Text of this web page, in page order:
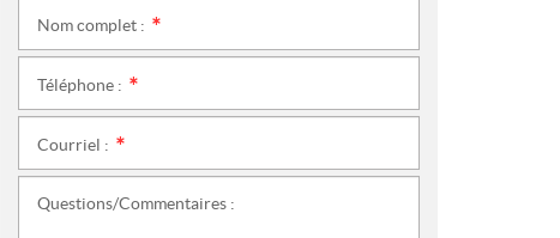
Nom complet :
Téléphone :
Courriel :
Questions/Commentaires :